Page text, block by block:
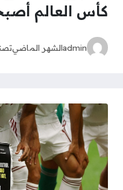
كأس العالم
adminالشهر الماضي